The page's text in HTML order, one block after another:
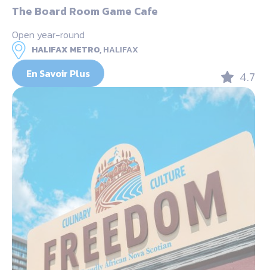
The Board Room Game Cafe
Open year-round
HALIFAX METRO,HALIFAX
En Savoir Plus 4.7